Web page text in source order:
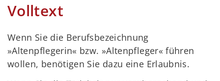
Volltext
Wenn Sie die Berufsbezeichnung
»Altenpflegerin« bzw. »Altenpfleger« führen
wollen, benötigen Sie dazu eine Erlaubnis.